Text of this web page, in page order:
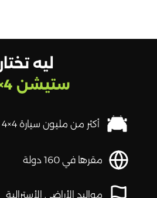
ليه تختار
ستيشن 4×4
أكثر من مليون سيارة 4×4 معدلة
مقرها في 160 دولة
مواليد الأراضي الأسترالية